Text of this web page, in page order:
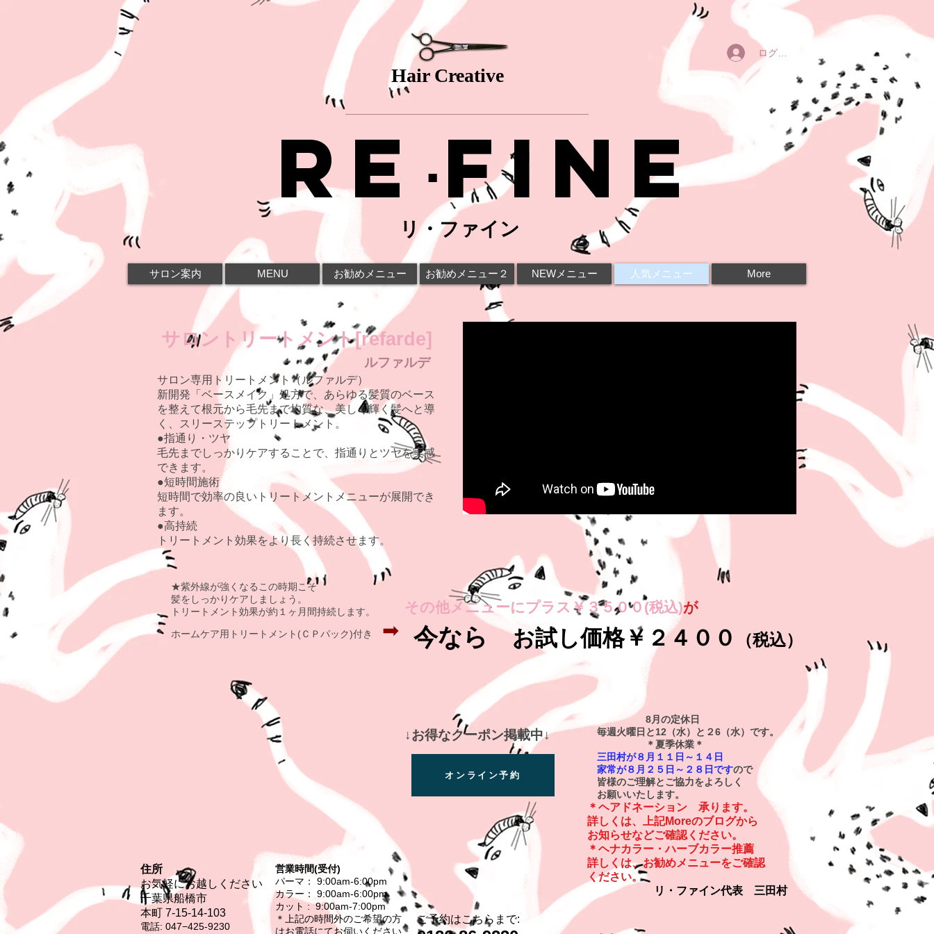
Hair Creative
ログイン
Re ･fine
リ・ファイン
サロン案内 MENU お勧めメニュー お勧めメニュー２ NEWメニュー 人気メニュー More
サロン専用トリートメント（ルファルデ）
新開発「ベースメイク」処方で、あらゆる髪質のベース
を整えて根元から毛先まで均質な、美しく輝く髪へと導
く、スリーステップトリートメント。
●指通り・ツヤ
毛先までしっかりケアすることで、指通りとツヤを実感
できます。
●短時間施術
短時間で効率の良いトリートメントメニューが展開でき
ます。
●高持続
トリートメント効果をより長く持続させます。
サロントリートメント[refarde]
ルファルデ
その他メニューにプラス￥３５００ (税込)が
今ならお試し価格￥２４００ （税込）
★紫外線が強くなるこの時期こそ
髪をしっかりケアしましょう。
トリートメント効果が約１ヶ月間持続します。
ホームケア用トリートメント(ＣＰパック)付き ➡
住所
お気軽にお越しください
千葉県船橋市
本町 7-15-14‐103
電話: 047−425-9230
営業時間(受付)
パーマ： 9:00am-6:00pm
カラー： 9:00am-6:00pm
カット : 9:00am-7:00pm
＊上記の時間外のご希望の方
​はお電話にてお伺いください
​↓お得なクーポン掲載中↓
オンライン予約
8月の定休日
毎週火曜日と12（水）と ２6（水）です。
＊夏季休業＊
三田村が８月１１日～１４日
家常が８月２５日～２８日ですので
皆様のご理解とご協力をよろしく
お願いいたします。
＊ヘアドネーション 承ります。
​詳しくは、上記Moreのブログから
お知らせなどご確認ください。
＊ヘナカラー・ハーブカラー推薦
​詳しくは、お勧めメニューをご確認
ください。
リ・ファイン代表 三田村
ご予約はこちらまで: